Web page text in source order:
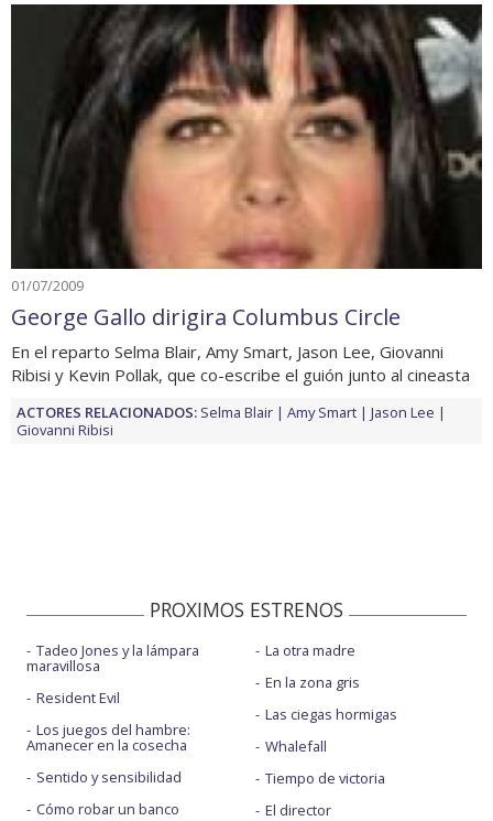
01/07/2009
George Gallo dirigira Columbus Circle
En el reparto Selma Blair, Amy Smart, Jason Lee, Giovanni
Ribisi y Kevin Pollak, que co-escribe el guión junto al cineasta
ACTORES RELACIONADOS: Selma Blair Amy Smart
Jason Lee
Giovanni Ribisi
PROXIMOS ESTRENOS
Tadeo Jones y la lámpara
maravillosa
Resident Evil
Los juegos del hambre:
Amanecer en la cosecha
Sentido y sensibilidad
Cómo robar un banco
La otra madre
En la zona gris
Las ciegas hormigas
Whalefall
Tiempo de victoria
El director